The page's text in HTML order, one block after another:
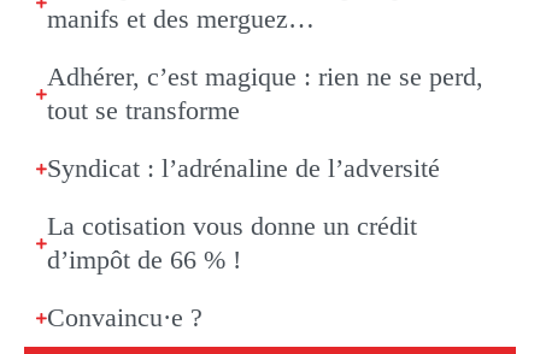
manifs et des merguez…
Adhérer, c’est magique : rien ne se perd,
tout se transforme
Syndicat : l’adrénaline de l’adversité
La cotisation vous donne un crédit
d’impôt de 66 % !
Convaincu·e ?